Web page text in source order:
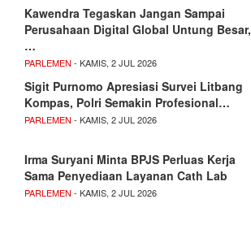
Kawendra Tegaskan Jangan Sampai
Perusahaan Digital Global Untung Besar,
…
PARLEMEN - KAMIS, 2 JUL 2026
Sigit Purnomo Apresiasi Survei Litbang
Kompas, Polri Semakin Profesional…
PARLEMEN - KAMIS, 2 JUL 2026
Irma Suryani Minta BPJS Perluas Kerja
Sama Penyediaan Layanan Cath Lab
PARLEMEN - KAMIS, 2 JUL 2026